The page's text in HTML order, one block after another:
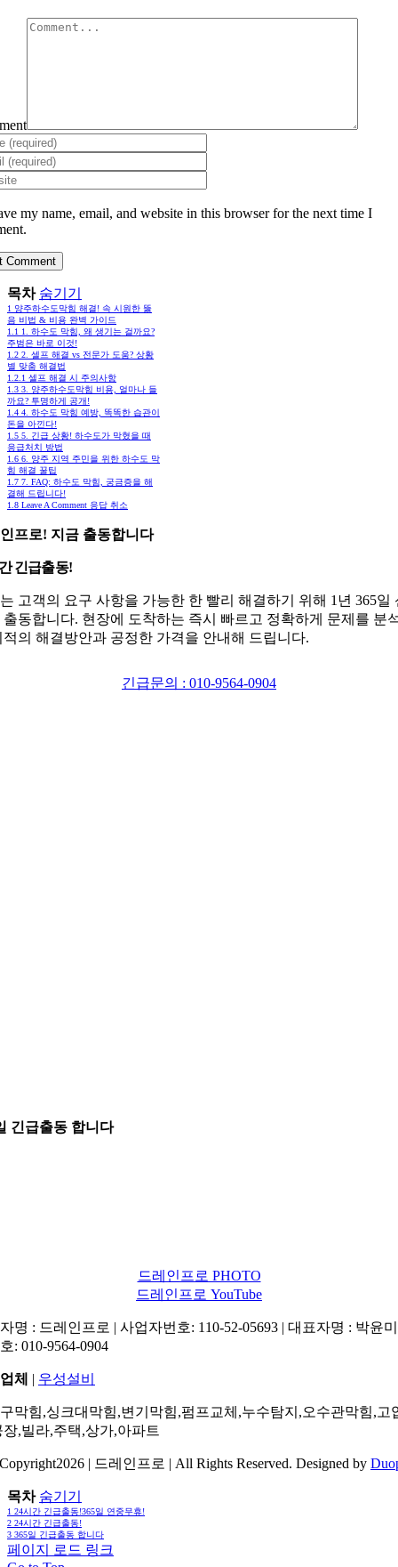
my name, email, and website in this browser for the next time I
목차 숨기기
1 양주하수도막힘 해결! 속 시원한 뚫
음 비법 & 비용 완벽 가이드
1.1 1. 하수도 막힘, 왜 생기는 걸까요?
주범은 바로 이것!
1.2 2. 셀프 해결 vs 전문가 도움? 상황
별 맞춤 해결법
1.2.1 셀프 해결 시 주의사항
1.3 3. 양주하수도막힘 비용, 얼마나 들
까요? 투명하게 공개!
1.4 4. 하수도 막힘 예방, 똑똑한 습관이
돈을 아낀다!
1.5 5. 긴급 상황! 하수도가 막혔을 때
응급처치 방법
1.6 6. 양주 지역 주민을 위한 하수도 막
힘 해결 꿀팁
1.7 7. FAQ: 하수도 막힘, 궁금증을 해
결해 드립니다!
1.8 Leave A Comment 응답 취소
프로! 지금 출동합니다
긴급출동!
고객의 요구 사항을 가능한 한 빨리 해결하기 위해 1년 365일
출동합니다. 현장에 도착하는 즉시 빠르고 정확하게 문제를 분
적의 해결방안과 공정한 가격을 안내해 드립니다.
긴급문의 : 010-9564-0904
긴급출동 합니다
드레인프로 PHOTO
드레인프로 YouTube
명 : 드레인프로 | 사업자번호: 110-52-05693 | 대표자명 : 박윤
: 010-9564-0904
체 | 우성설비
막힘,싱크대막힘,변기막힘,펌프교체,누수탐지,오수관막힘,고
장,빌라,주택,상가,아파트
| 드레인프로 | All Rights Reserved. Designed by
목차 숨기기
1 24시간 긴급출동!365일 연중무휴!
2 24시간 긴급출동!
3 365일 긴급출동 합니다
페이지 로드 링크